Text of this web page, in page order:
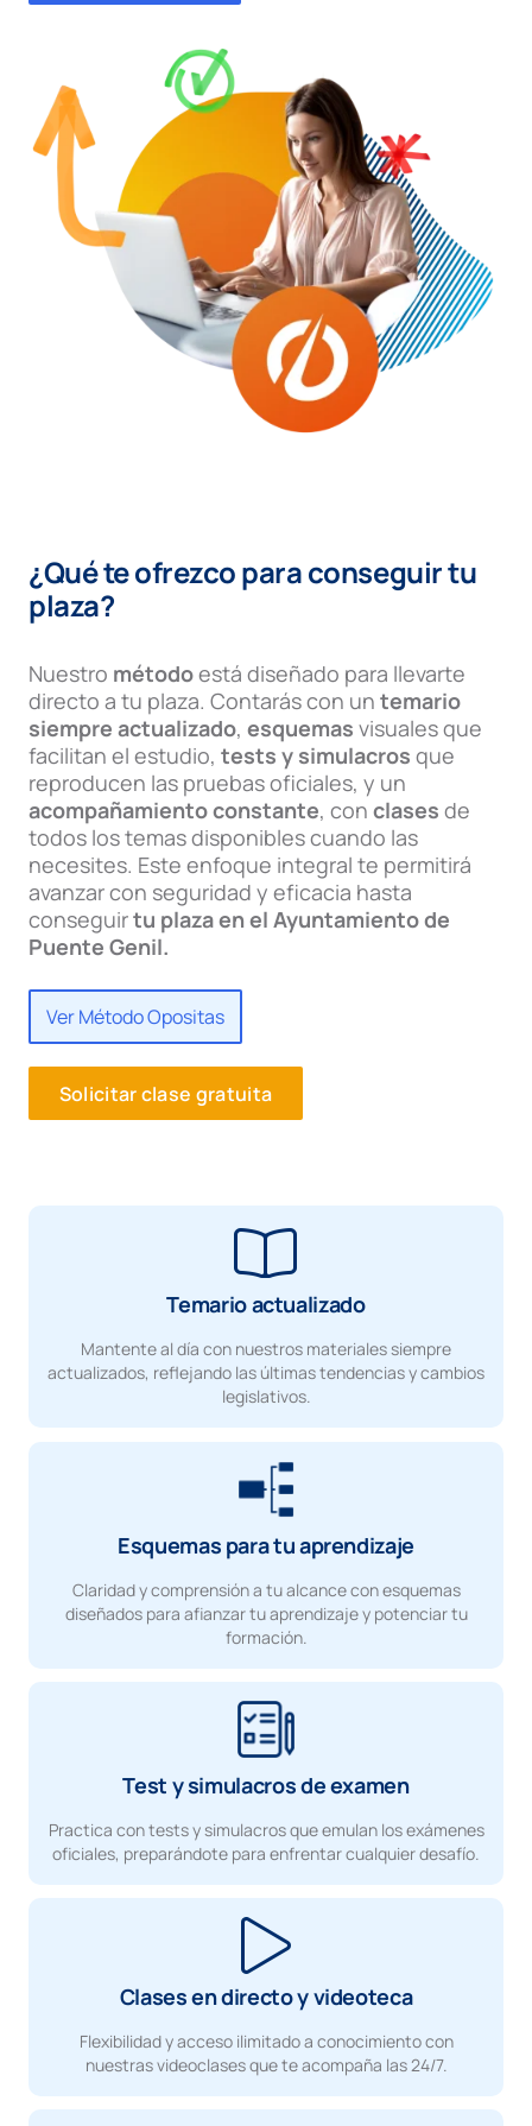
¿Qué te ofrezco para conseguir tu
plaza?
Nuestro métodoestá diseñado para llevarte
directo a tu plaza. Contarás con un temario
siempre actualizado, esquemas visuales que
facilitan el estudio, tests y simulacros que
reproducen las pruebas oficiales, y un
acompañamiento constante, con clases de
todos los temas disponibles cuando las
necesites. Este enfoque integral te permitirá
avanzar con seguridad y eficacia hasta
conseguirtu plaza en el Ayuntamiento de
Puente Genil.
Ver Método Opositas
Solicitar clase gratuita
Temario actualizado
Mantente al día con nuestros materiales siempre
actualizados, reflejando las últimas tendencias y cambios
legislativos.
Esquemas para tu aprendizaje
Claridad y comprensión a tu alcance con esquemas
diseñados para afianzar tu aprendizaje y potenciar tu
formación.
Test y simulacros de examen
Practica con tests y simulacros que emulan los exámenes
oficiales, preparándote para enfrentar cualquier desafío.
Clases en directo y videoteca
Flexibilidad y acceso ilimitado a conocimiento con
nuestras videoclases que te acompaña las 24/7.